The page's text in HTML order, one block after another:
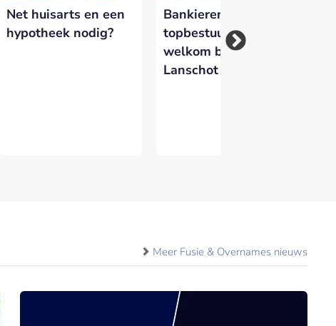
Net huisarts en een
hypotheek nodig?
Bankieren voor
topbestuurders:
welkom bij Van
Lanschot Executives
Meer Fusie & Overnames nieuws